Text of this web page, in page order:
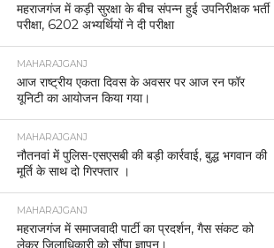
महराजगंज में कड़ी सुरक्षा के बीच संपन्न हुई उपनिरीक्षक भर्ती
परीक्षा, 6202 अभ्यर्थियों ने दी परीक्षा
MAHARAJGANJ
आज राष्ट्रीय एकता दिवस के अवसर पर आज रन फॉर
यूनिटी का आयोजन किया गया।
MAHARAJGANJ
नौतनवां में पुलिस-एसएसबी की बड़ी कार्रवाई, बुद्ध भगवान की
मूर्ति के साथ दो गिरफ्तार ।
MAHARAJGANJ
महराजगंज में समाजवादी पार्टी का प्रदर्शन, गैस संकट को
लेकर जिलाधिकारी को सौंपा ज्ञापन।